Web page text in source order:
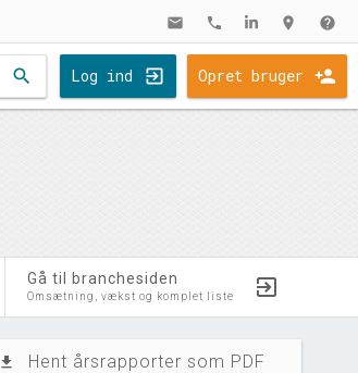
mail phone location_on help
search Log ind Opret bruger
Gå til branchesiden
Omsætning, vækst og komplet liste
file_download Hent årsrapporter som PDF